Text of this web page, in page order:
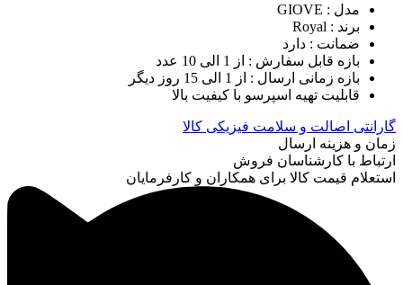
مدل : GIOVE
برند : Royal
ضمانت : دارد
بازه قابل سفارش : از 1 الی 10 عدد
بازه زمانی ارسال : از 1 الی 15 روز دیگر
قابلیت تهیه اسپرسو با کیفیت بالا
گارانتی اصالت و سلامت فیزیکی کالا
زمان و هزینه ارسال
ارتباط با کارشناسان فروش
استعلام قیمت کالا برای همکاران و کارفرمایان